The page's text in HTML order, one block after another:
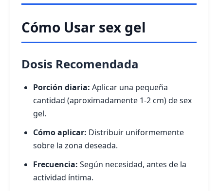
Cómo Usar sex gel
Dosis Recomendada
Porción diaria: Aplicar una pequeña
cantidad (aproximadamente 1-2 cm) de sex
gel.
Cómo aplicar: Distribuir uniformemente
sobre la zona deseada.
Frecuencia: Según necesidad, antes de la
actividad íntima.